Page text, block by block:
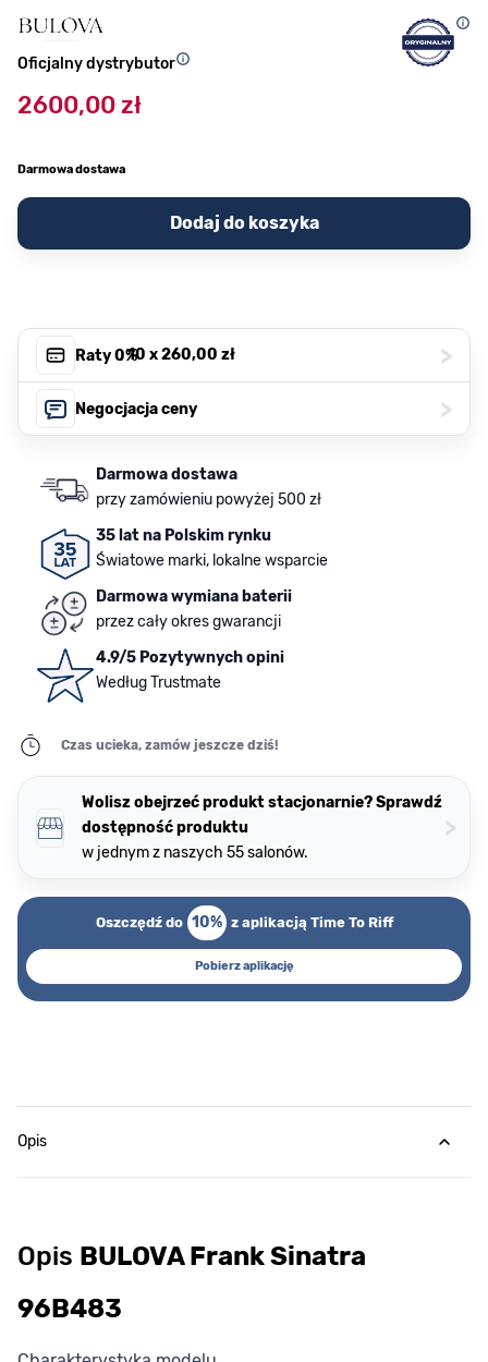
Oficjalny dystrybutor
2600,00 zł
Darmowa dostawa
Dodaj do koszyka
Raty 0%, 10 x260,00 zł >
Negocjacja ceny >
Darmowa dostawa
przy zamówieniu powyżej 500 zł
35 lat na Polskim rynku
Światowe marki, lokalne wsparcie
Darmowa wymiana baterii
przez cały okres gwarancji
4.9/5 Pozytywnych opini
Według Trustmate
Czas ucieka, zamów jeszcze dziś!
Wolisz obejrzeć produkt stacjonarnie? Sprawdź
dostępność produktu
w jednym z naszych 55 salonów.
>
Oszczędź do 10% z aplikacją Time To Riff
Pobierz aplikację
Opis
Opis BULOVA Frank Sinatra
96B483